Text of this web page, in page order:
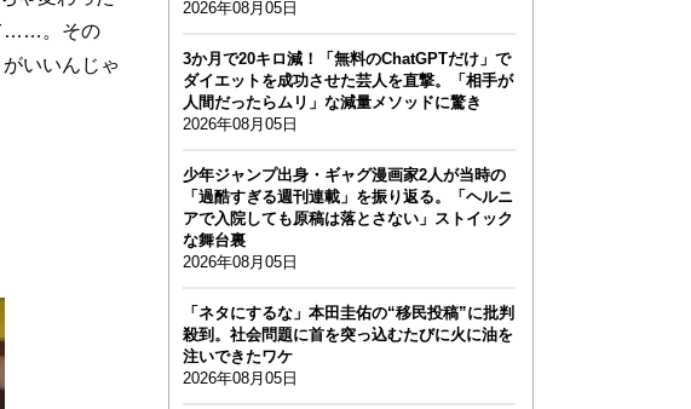
……。その
いいんじゃ
2026年08月05日
3か月で20キロ減！「無料のChatGPTだけ」で
ダイエットを成功させた芸人を直撃。「相手が
人間だったらムリ」な減量メソッドに驚き
2026年08月05日
少年ジャンプ出身・ギャグ漫画家2人が当時の
「過酷すぎる週刊連載」を振り返る。「ヘルニ
アで入院しても原稿は落とさない」ストイック
な舞台裏
2026年08月05日
「ネタにするな」本田圭佑の“移民投稿”に批判
殺到。社会問題に首を突っ込むたびに火に油を
注いできたワケ
2026年08月05日